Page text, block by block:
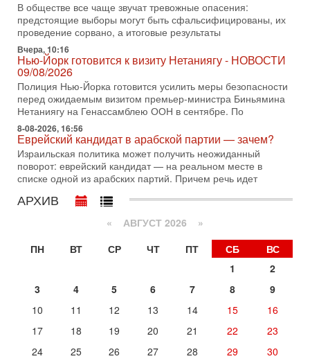
Президент США Дональд Трамп объявил о возобновлении
переговоров с Ираном, но Тегеран пока не подтвердил
готовность к диалогу. По словам американского
2-08-2026, 08:42
Трамп отменил удар по Ирану - НОВОСТИ
02/08/2026
Президент США Дональд Трамп сегодня заявил об отмене
подготовленного удара по Ирану после обращений
Тегерана и других стран региона. По его словам,
1-08-2026, 17:50
«Русский голос» Израиля: кто заберет его на этот
раз?
Голоса русскоязычных репатриантов не раз кардинально
меняли политический ландшафт Израиля. Достаточно
вспомнить взлет партии «Исраэль ба-алия», когда
31-07-2026, 17:00
Тайны закрытых дверей: о чём на самом деле
Недавний визит премьер-министра Израиля Биньямина
Нетаньяху в США и его встреча с Дональдом Трампом
оставили больше вопросов, чем ответов. Полная
31-07-2026, 15:18
Иран готовит покушение на Нетаниягу! Трамп не
хочет эскалации, но КСИР готовит взрыв!
В эфире телеканала ITON-TV СЕРГЕЙ МИГДАЛЬ, эксперт
Международного управления полиции Израиля, автор
В обществе все чаще звучат тревожные опасения:
предстоящие выборы могут быть сфальсифицированы, их
проведение сорвано, а итоговые результаты
Вчера, 10:16
Нью-Йорк готовится к визиту Нетаниягу - НОВОСТИ
09/08/2026
Полиция Нью-Йорка готовится усилить меры безопасности
перед ожидаемым визитом премьер-министра Биньямина
Нетаниягу на Генассамблею ООН в сентябре. По
8-08-2026, 16:56
Еврейский кандидат в арабской партии — зачем?
Израильская политика может получить неожиданный
поворот: еврейский кандидат — на реальном месте в
списке одной из арабских партий. Причем речь идет
АРХИВ
« АВГУСТ 2026 »
ПН
ВТ СР ЧТ ПТ СБ
ВС
1
2
3
4 5 6 7 8
9
10
11 12 13 14 15
16
17
18 19 20 21 22
23
24
25 26 27 28 29
30